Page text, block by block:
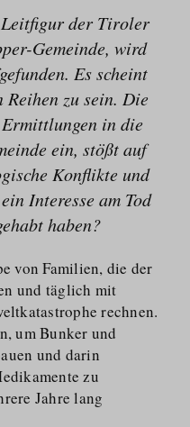
der Tiroler
Gemeinde, wird
Es scheint
zu sein. Die
in die
ein, stößt auf
Konflikte und
Interesse am Tod
haben?
von Familien, die der
und täglich mit
rechnen.
um Bunker und
und darin
zu
Jahre lang